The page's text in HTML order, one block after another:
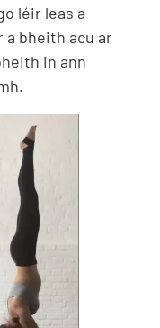
léir leas a
a bheith acu ar
in ann